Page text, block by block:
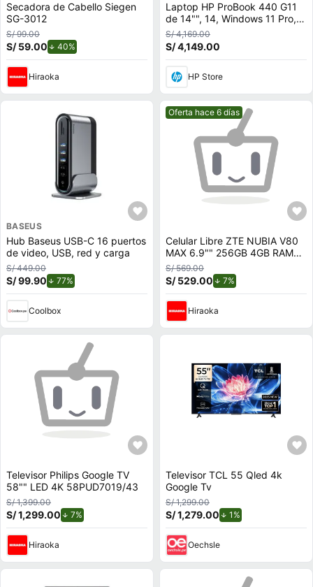
Secadora de Cabello Siegen
SG-3012
S/ 99.00
S/ 59.00 40%
Hiraoka
Laptop HP ProBook 440 G11
de 14"", 14, Windows 11 Pro,
Intel Core Ultra 5, 16 GB RAM,
512 GB SSD, A24Z2LT
S/ 4,169.00
S/ 4,149.00
HP Store
BASEUS
Hub Baseus USB-C 16 puertos
de video, USB, red y carga
S/ 449.00
S/ 99.90 77%
Coolbox
Mejor precio.
Oferta hace 6 días
Celular Libre ZTE NUBIA V80
MAX 6.9"" 256GB 4GB RAM
STELLAR SILVER
S/ 569.00
S/ 529.00 7%
Hiraoka
Televisor Philips Google TV
58"" LED 4K 58PUD7019/43
S/ 1,399.00
S/ 1,299.00 7%
Hiraoka
Televisor TCL 55 Qled 4k
Google Tv
S/ 1,299.00
S/ 1,279.00 1%
Oechsle